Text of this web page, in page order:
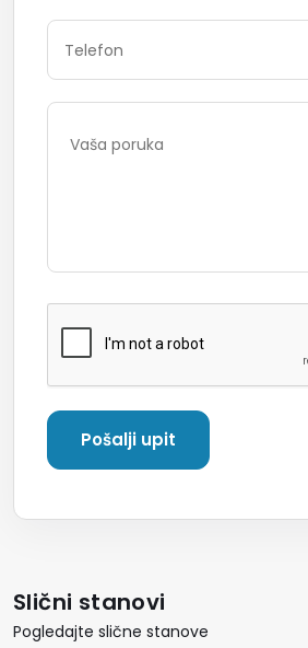
Slični stanovi
Pogledajte slične stanove